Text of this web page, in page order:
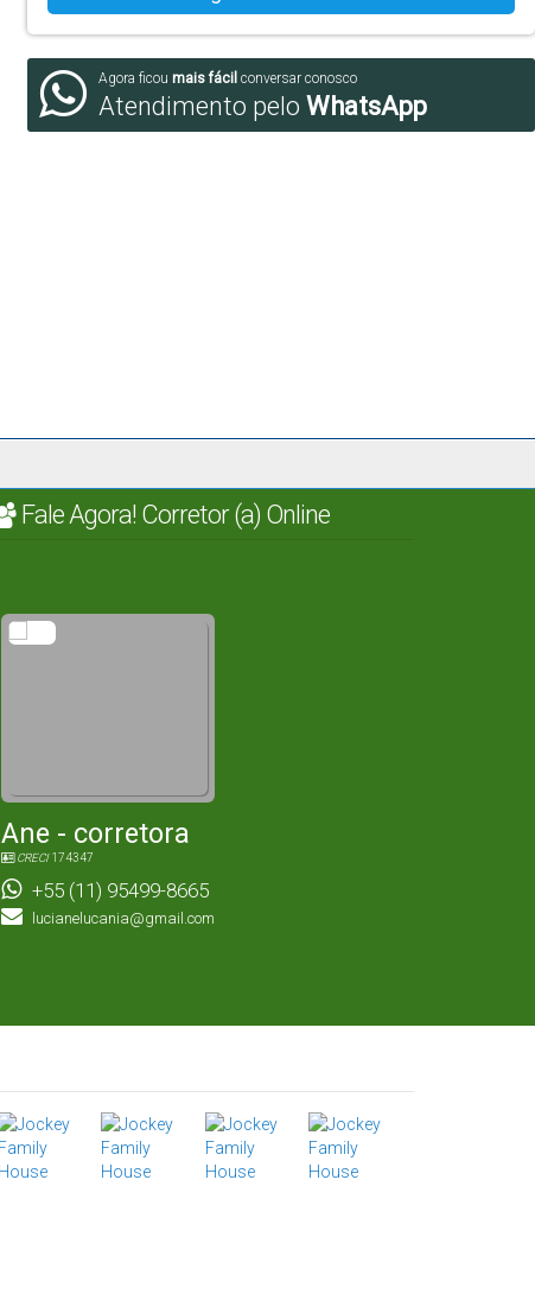
Agora ficou mais fácil conversar conosco
Atendimento pelo WhatsApp
Fale Agora! Corretor (a) Online
Ane - corretora
CRECI174347
+55 (11) 95499-8665
lucianelucania@gmail.com